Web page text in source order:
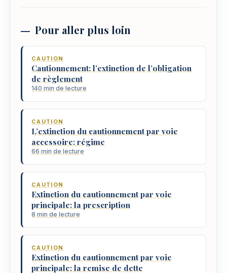
Pour aller plus loin
CAUTION
Cautionnement: l’extinction de l’obligation
de règlement
140 min de lecture
CAUTION
L’extinction du cautionnement par voie
accessoire: régime
66 min de lecture
CAUTION
Extinction du cautionnement par voie
principale: la prescription
8 min de lecture
CAUTION
Extinction du cautionnement par voie
principale: la remise de dette